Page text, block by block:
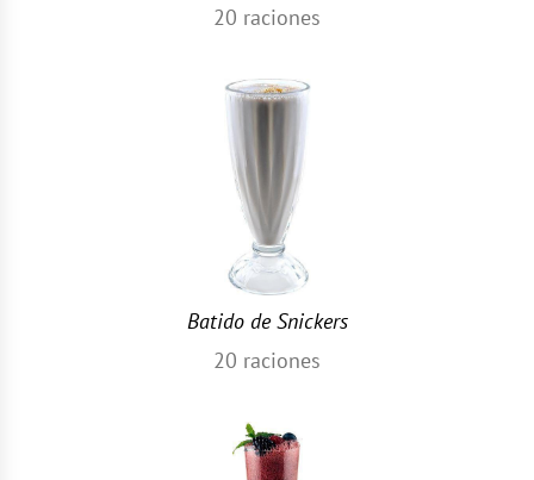
20 raciones
Batido de Snickers
20 raciones